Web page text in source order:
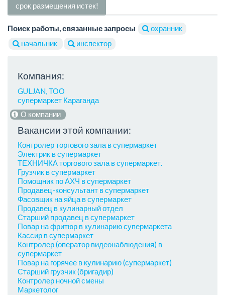
срок размещения истек!
Поиск работы, связанные запросы
охранник
начальник
инспектор
Компания:
GULJAN, ТОО
супермаркет Караганда
О компании
Вакансии этой компании:
Контролер торгового зала в супермаркет
Электрик в супермаркет
ТЕХНИЧКА торгового зала в супермаркет.
Грузчик в супермаркет
Помощник по АХЧ в супермаркет
Продавец-консультант в супермаркет
Фасовщик на яйца в супермаркет
Продавец в кулинарный отдел
Старший продавец в супермаркет
Повар на фритюр в кулинарию супермаркета
Кассир в супермаркет
Контролер (оператор видеонаблюдения) в
супермаркет
Повар на горячее в кулинарию (супермаркет)
Старший грузчик (бригадир)
Контролер ночной смены
Маркетолог